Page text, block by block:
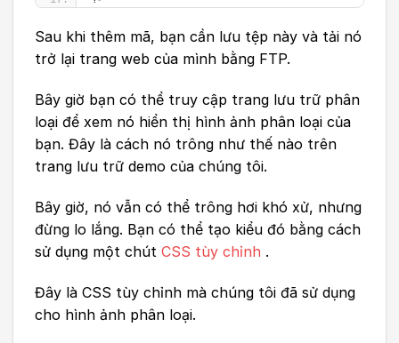
Sau khi thêm mã, bạn cần lưu tệp này và tải nó
trở lại trang web của mình bằng FTP.
Bây giờ bạn có thể truy cập trang lưu trữ phân
loại để xem nó hiển thị hình ảnh phân loại của
bạn. Đây là cách nó trông như thế nào trên
trang lưu trữ demo của chúng tôi.
Bây giờ, nó vẫn có thể trông hơi khó xử, nhưng
đừng lo lắng. Bạn có thể tạo kiểu đó bằng cách
sử dụng một chút CSS tùy chỉnh .
Đây là CSS tùy chỉnh mà chúng tôi đã sử dụng
cho hình ảnh phân loại.